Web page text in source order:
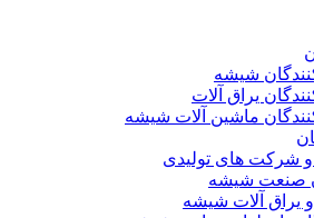
شیشه
یراق آلات
ماشین آلات شیشه
و شرکت های تولیدی
صنعت شیشه
و یراق آلات شیشه